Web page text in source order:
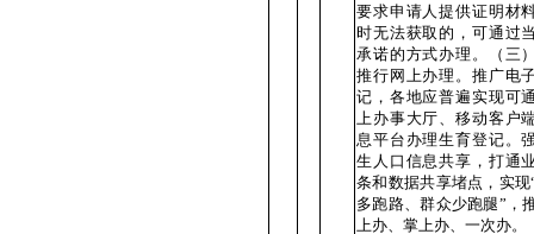
要求申请人提供证明材
时无法获取的，可通过
承诺的方式办理。（三
推行网上办理。推广电
记，各地应普遍实现可
上办事大厅、移动客户
息平台办理生育登记。
生人口信息共享，打通
条和数据共享堵点，实现
多跑路、群众少跑腿”，
上办、掌上办、一次办。